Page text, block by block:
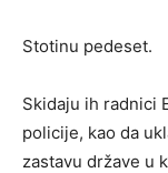
Stotinu pedeset.
Skidaju ih radnici
policije, kao da
zastavu države u